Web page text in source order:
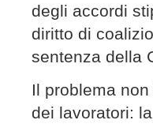
degli accordi
diritto di
sentenza della
Il problema
dei lavoratori: